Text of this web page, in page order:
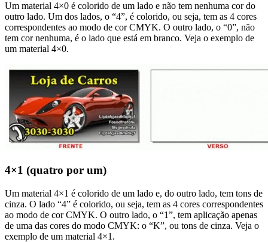
Um material 4×0 é colorido de um lado e não tem nenhuma cor do
outro lado. Um dos lados, o “4”, é colorido, ou seja, tem as 4 cores
correspondentes ao modo de cor CMYK. O outro lado, o “0”, não
tem cor nenhuma, é o lado que está em branco. Veja o exemplo de
um material 4×0.
4×1 (quatro por um)
Um material 4×1 é colorido de um lado e, do outro lado, tem tons de
cinza. O lado “4” é colorido, ou seja, tem as 4 cores correspondentes
ao modo de cor CMYK. O outro lado, o “1”, tem aplicação apenas
de uma das cores do modo CMYK: o “K”, ou tons de cinza. Veja o
exemplo de um material 4×1.